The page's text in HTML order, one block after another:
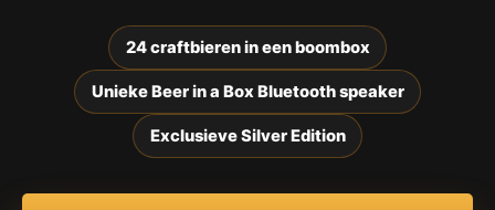
24 craftbieren in een boombox
Unieke Beer in a Box Bluetooth speaker
Exclusieve Silver Edition